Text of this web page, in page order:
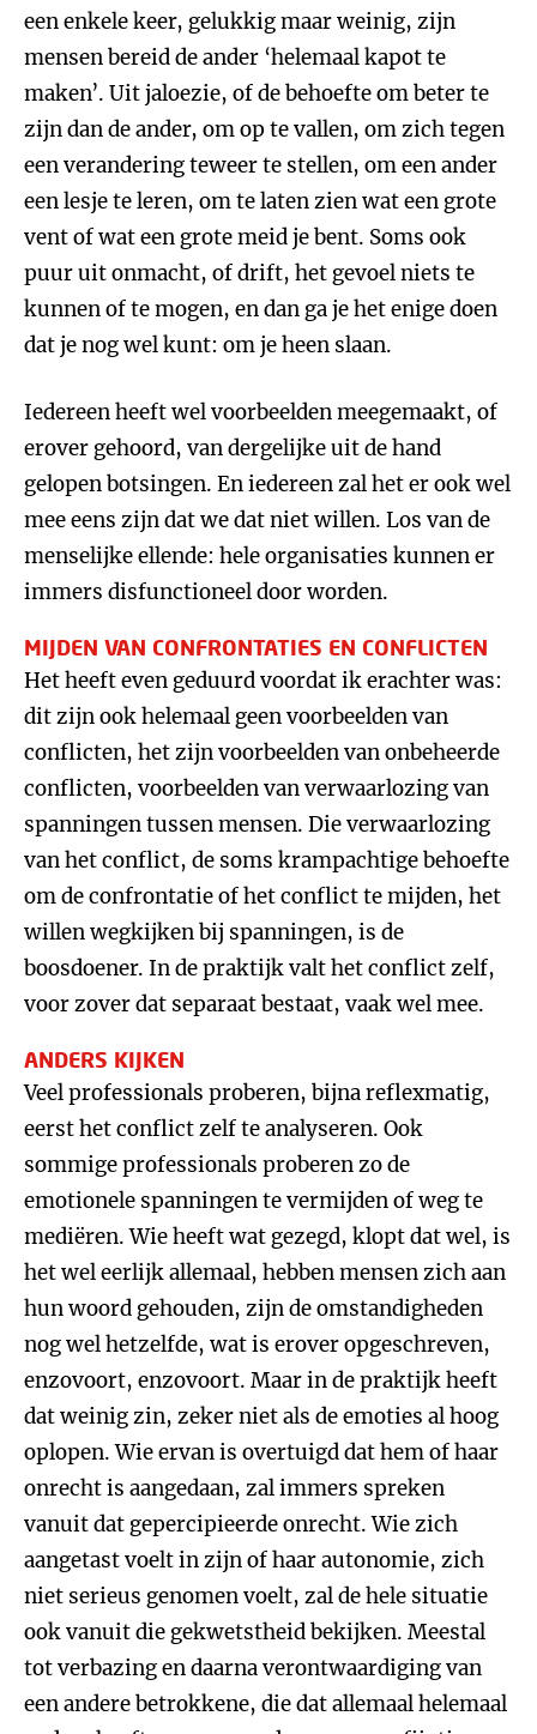
een enkele keer, gelukkig maar weinig, zijn
mensen bereid de ander ‘helemaal kapot te
maken’. Uit jaloezie, of de behoefte om beter te
zijn dan de ander, om op te vallen, om zich tegen
een verandering teweer te stellen, om een ander
een lesje te leren, om te laten zien wat een grote
vent of wat een grote meid je bent. Soms ook
puur uit onmacht, of drift, het gevoel niets te
kunnen of te mogen, en dan ga je het enige doen
dat je nog wel kunt: om je heen slaan.
Iedereen heeft wel voorbeelden meegemaakt, of
erover gehoord, van dergelijke uit de hand
gelopen botsingen. En iedereen zal het er ook wel
mee eens zijn dat we dat niet willen. Los van de
menselijke ellende: hele organisaties kunnen er
immers disfunctioneel door worden.
MIJDEN VAN CONFRONTATIES EN CONFLICTEN
Het heeft even geduurd voordat ik erachter was:
dit zijn ook helemaal geen voorbeelden van
conflicten, het zijn voorbeelden van onbeheerde
conflicten, voorbeelden van verwaarlozing van
spanningen tussen mensen. Die verwaarlozing
van het conflict, de soms krampachtige behoefte
om de confrontatie of het conflict te mijden, het
willen wegkijken bij spanningen, is de
boosdoener. In de praktijk valt het conflict zelf,
voor zover dat separaat bestaat, vaak wel mee.
ANDERS KIJKEN
Veel professionals proberen, bijna reflexmatig,
eerst het conflict zelf te analyseren. Ook
sommige professionals proberen zo de
emotionele spanningen te vermijden of weg te
mediëren. Wie heeft wat gezegd, klopt dat wel, is
het wel eerlijk allemaal, hebben mensen zich aan
hun woord gehouden, zijn de omstandigheden
nog wel hetzelfde, wat is erover opgeschreven,
enzovoort, enzovoort. Maar in de praktijk heeft
dat weinig zin, zeker niet als de emoties al hoog
oplopen. Wie ervan is overtuigd dat hem of haar
onrecht is aangedaan, zal immers spreken
vanuit dat gepercipieerde onrecht. Wie zich
aangetast voelt in zijn of haar autonomie, zich
niet serieus genomen voelt, zal de hele situatie
ook vanuit die gekwetstheid bekijken. Meestal
tot verbazing en daarna verontwaardiging van
een andere betrokkene, die dat allemaal helemaal